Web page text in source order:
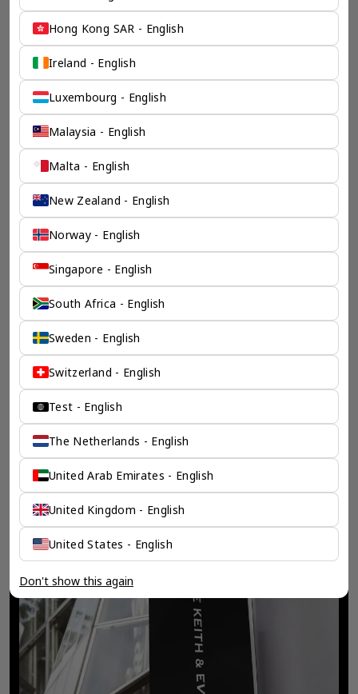
一个全服务咨询公司为您
保驾护航
奕资环球是您值得信赖的海外合作伙伴。我们是香港伦敦奕资
咨询有限公司的零售咨询部门，这是一家总部位于香港的全球
咨询机构，接触世界50个市场，约占全球GDP的72%。
凭借其战略优势，我们可以将客户与全球市场的机遇联系起
来，并为21个行业的客户提供服务。
了解香港伦敦奕资咨询有限公司 >
Hong Kong SAR - English
Ireland - English
Luxembourg - English
Malaysia - English
Malta - English
New Zealand - English
Norway - English
Singapore - English
South Africa - English
Sweden - English
Switzerland - English
Test - English
The Netherlands - English
United Arab Emirates - English
United Kingdom - English
United States - English
Don't show this again